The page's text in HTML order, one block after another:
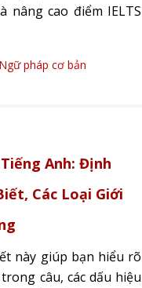
nâng cao điểm IELTS
Ngữ pháp cơ bản
Anh: Định
Các Loại Giới
này giúp bạn hiểu rõ
câu, các dấu hiệu